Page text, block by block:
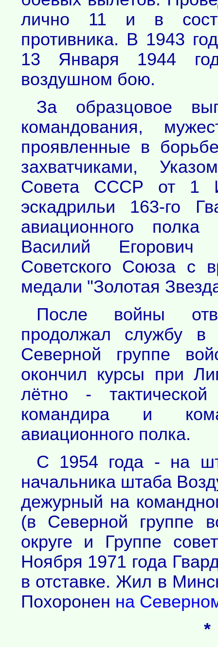
лично 11 и в
противника. В 1943
13 Января 1944
воздушном бою.
За образцовое
командования,
проявленные в
захватчиками,
Совета СССР от 1
эскадрильи 163-го
авиационного
Василий Егорович
Советского Союза с
медали "Золотая
После войны
продолжал службу
Северной группе
окончил курсы при
лётно -
командира и
авиационного полка.
С 1954 года - на
начальника штаба
дежурный на
(в Северной группе
округе и Группе
Ноября 1971 года
в отставке. Жил в
Похоронен на